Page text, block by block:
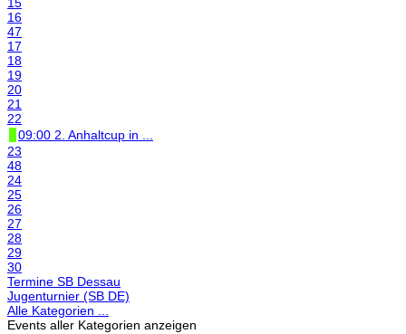
15
16
47
17
18
19
20
21
22
09:00 2. Anhaltcup in ...
23
48
24
25
26
27
28
29
30
Termine SB Dessau
Jugenturnier (SB DE)
Alle Kategorien ...
Events aller Kategorien anzeigen